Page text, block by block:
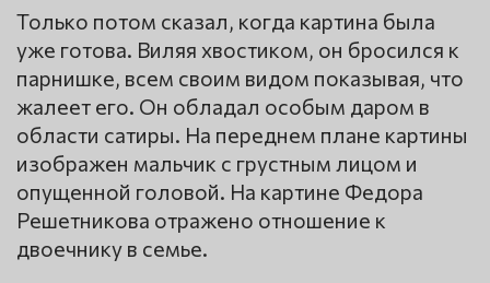
Только потом сказал, когда картина была
уже готова. Виляя хвостиком, он бросился к
парнишке, всем своим видом показывая, что
жалеет его. Он обладал особым даром в
области сатиры. На переднем плане картины
изображен мальчик с грустным лицом и
опущенной головой. На картине Федора
Решетникова отражено отношение к
двоечнику в семье.